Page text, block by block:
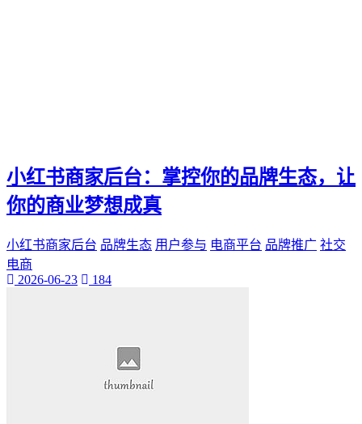
小红书商家后台：掌控你的品牌生态，让
你的商业梦想成真
小红书商家后台 品牌生态 用户参与 电商平台 品牌推广 社交
电商
2026-06-23
184